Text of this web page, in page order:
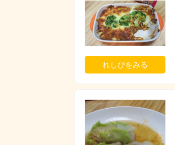
れしぴをみる